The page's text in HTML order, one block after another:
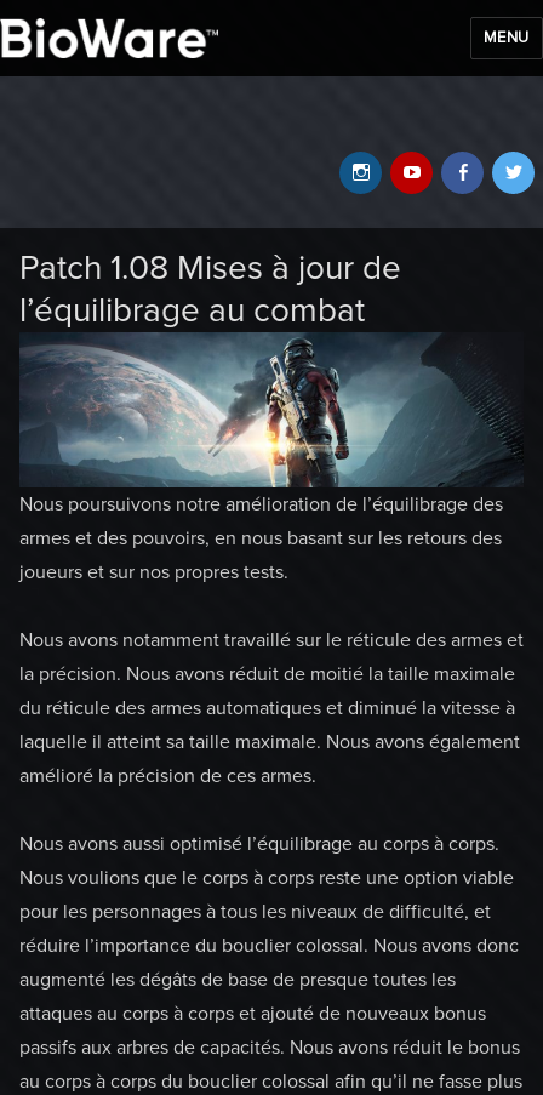
MENU
YouTube
Instagram
Patch 1.08 Mises à jour de
l’équilibrage au combat
Nous poursuivons notre amélioration de l’équilibrage des
armes et des pouvoirs, en nous basant sur les retours des
joueurs et sur nos propres tests.
Nous avons notamment travaillé sur le réticule des armes et
la précision. Nous avons réduit de moitié la taille maximale
du réticule des armes automatiques et diminué la vitesse à
laquelle il atteint sa taille maximale. Nous avons également
amélioré la précision de ces armes.
Nous avons aussi optimisé l’équilibrage au corps à corps.
Nous voulions que le corps à corps reste une option viable
pour les personnages à tous les niveaux de difficulté, et
réduire l’importance du bouclier colossal. Nous avons donc
augmenté les dégâts de base de presque toutes les
attaques au corps à corps et ajouté de nouveaux bonus
passifs aux arbres de capacités. Nous avons réduit le bonus
au corps à corps du bouclier colossal afin qu’il ne fasse plus